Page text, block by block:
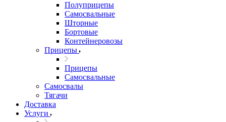
Полуприцепы
Самосвальные
Шторные
Бортовые
Контейнеровозы
Прицепы
Прицепы
Самосвальные
Самосвалы
Тягачи
Доставка
Услуги